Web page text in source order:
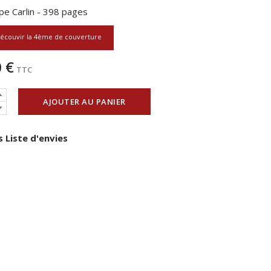
Carlin - 398 pages
la 4ème de couverture
€ TTC
AJOUTER AU PANIER
Liste d'envies